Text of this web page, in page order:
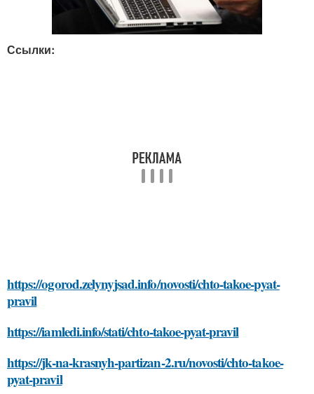
Ссылки:
https://ogorod.zelynyjsad.info/novosti/chto-takoe-pyat-
pravil
https://iamledi.info/stati/chto-takoe-pyat-pravil
https://jk-na-krasnyh-partizan-2.ru/novosti/chto-takoe-
pyat-pravil